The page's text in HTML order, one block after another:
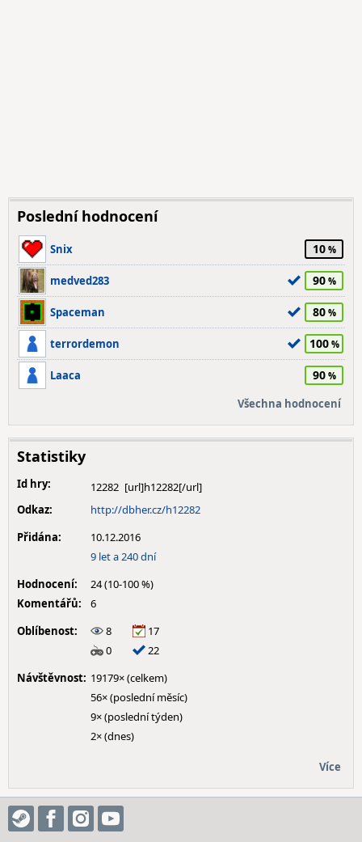
Poslední hodnocení
Snix 10
medved283 90
Spaceman 80
terrordemon 100
Laaca 90
Všechna hodnocení
Statistiky
Id hry:
12282
Odkaz:
http://dbher.cz/h12282
Přidána:
10.12.2016
9 let a 240 dní
Hodnocení:
24 (10-100 %)
Komentářů:
6
Oblíbenost:
8
17
0
22
Návštěvnost: 19179× (celkem)
56× (poslední měsíc)
9× (poslední týden)
2× (dnes)
Více